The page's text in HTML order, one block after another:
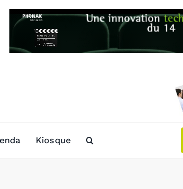
Kiosque